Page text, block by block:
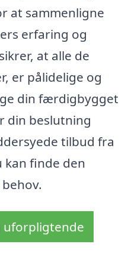
at sammenligne
erfaring og
at alle de
er pålidelige og
din færdigbygget
din beslutning
tilbud fra
kan finde den
uforpligtende